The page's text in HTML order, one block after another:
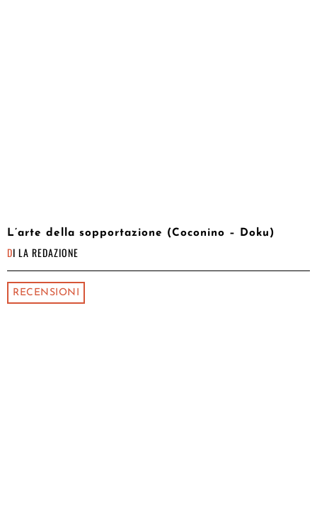
L’arte della sopportazione (Coconino – Doku)
DI LA REDAZIONE
RECENSIONI